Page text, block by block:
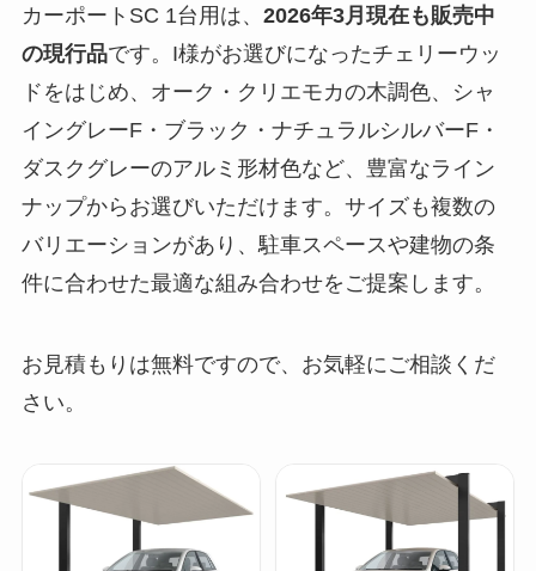
カーポートSC 1台用は、 2026年3月現在も販売中
の現行品です。I様がお選びになったチェリーウッ
ドをはじめ、オーク・クリエモカの木調色、シャ
イングレーF・ブラック・ナチュラルシルバーF・
ダスクグレーのアルミ形材色など、豊富なライン
ナップからお選びいただけます。サイズも複数の
バリエーションがあり、駐車スペースや建物の条
件に合わせた最適な組み合わせをご提案します。
お見積もりは無料ですので、お気軽にご相談くだ
さい。